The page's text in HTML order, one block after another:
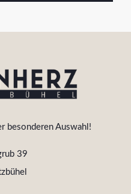
besonderen Auswahl!
39